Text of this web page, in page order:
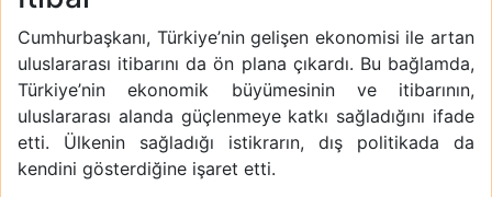
Cumhurbaşkanı, Türkiye’nin gelişen ekonomisi ile artan
uluslararası itibarını da ön plana çıkardı. Bu bağlamda,
Türkiye’nin ekonomik büyümesinin ve itibarının,
uluslararası alanda güçlenmeye katkı sağladığını ifade
etti. Ülkenin sağladığı istikrarın, dış politikada da
kendini gösterdiğine işaret etti.